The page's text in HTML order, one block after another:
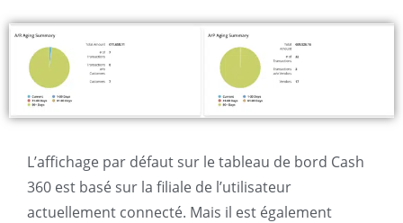
L’affichage par défaut sur le tableau de bord Cash
360 est basé sur la filiale de l’utilisateur
actuellement connecté. Mais il est également